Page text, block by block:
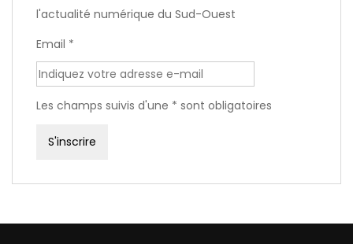
l'actualité numérique du Sud-Ouest
Email *
Les champs suivis d'une * sont obligatoires